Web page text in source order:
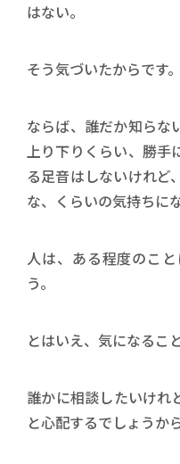
はない。
そう気づいたからです。
ならば、誰だか知らな
上り下りくらい、勝
る足音はしないけれど
な、くらいの気持ちに
人は、ある程度のこ
う。
とはいえ、気になるこ
誰かに相談したいけれ
と心配するでしょうか